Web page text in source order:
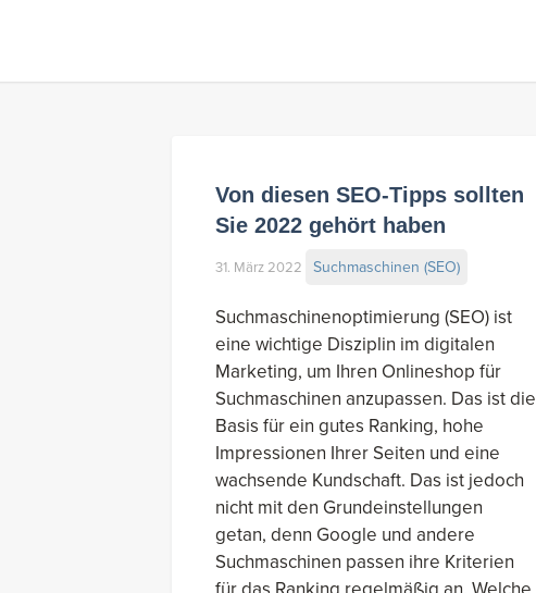
Von diesen SEO-Tipps sollten
Sie 2022 gehört haben
31. März 2022 Suchmaschinen (SEO)
Suchmaschinenoptimierung (SEO) ist
eine wichtige Disziplin im digitalen
Marketing, um Ihren Onlineshop für
Suchmaschinen anzupassen. Das ist die
Basis für ein gutes Ranking, hohe
Impressionen Ihrer Seiten und eine
wachsende Kundschaft. Das ist jedoch
nicht mit den Grundeinstellungen
getan, denn Google und andere
Suchmaschinen passen ihre Kriterien